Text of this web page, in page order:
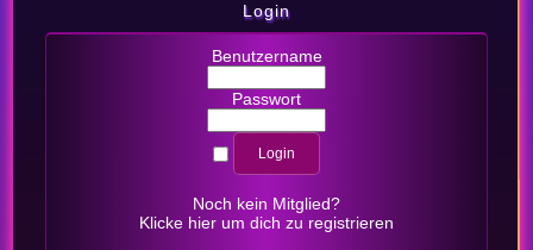
Login
Benutzername
Passwort
Noch kein Mitglied?
Klicke hier um dich zu registrieren